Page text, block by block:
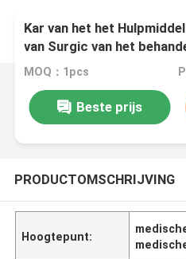
Kar van het het
van Surgic van het
Één Ladenroestvrij staal
MOQ：1pcs
Beste prijs
PRODUCTOMSCHRIJVING
Hoogtepunt: